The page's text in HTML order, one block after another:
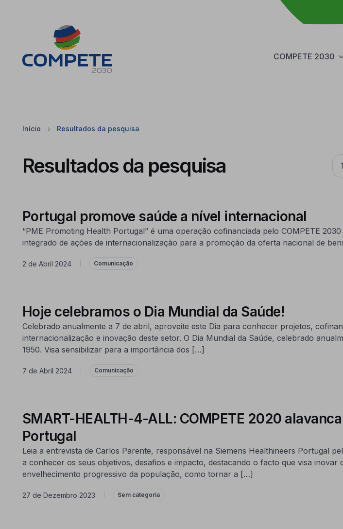
COMPETE 2030
Início Resultados da pesquisa
Resultados da pesquisa
Portugal promove saúde a nível internacional
“PME Promoting Health Portugal” é uma operação cofinanciada pelo COMPETE
integrado de ações de internacionalização para a promoção da oferta nacional de
2 de Abril 2024 Comunicação
Hoje celebramos o Dia Mundial da Saúde!
Celebrado anualmente a 7 de abril, aproveite este Dia para conhecer projetos,
internacionalização e inovação deste setor. O Dia Mundial da Saúde, celebrado
1950. Visa sensibilizar para a importância dos […]
7 de Abril 2024 Comunicação
SMART-HEALTH-4-ALL: COMPETE 2020
Portugal
Leia a entrevista de Carlos Parente, responsável na Siemens Healthineers Portugal
a conhecer os seus objetivos, desafios e impacto, destacando o facto que visa
envelhecimento progressivo da população, como tornar a […]
27 de Dezembro 2023 Sem categoria